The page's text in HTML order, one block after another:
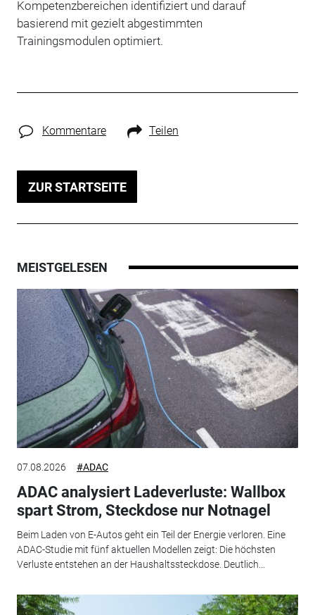
Kompetenzbereichen identifiziert und darauf
basierend mit gezielt abgestimmten
Trainingsmodulen optimiert.
Kommentare Teilen
ZUR STARTSEITE
MEISTGELESEN
07.08.2026 #ADAC
ADAC analysiert Ladeverluste: Wallbox
spart Strom, Steckdose nur Notnagel
Beim Laden von E-Autos geht ein Teil der Energie verloren. Eine
ADAC-Studie mit fünf aktuellen Modellen zeigt: Die höchsten
Verluste entstehen an der Haushaltssteckdose. Deutlich...